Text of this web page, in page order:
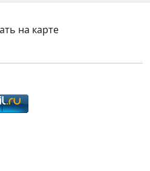
на карте